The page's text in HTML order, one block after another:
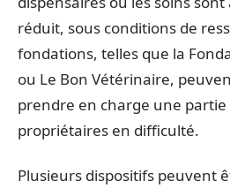
réduit, sous conditions de
fondations, telles que la
ou Le Bon Vétérinaire,
prendre en charge une partie
propriétaires en difficulté.
Plusieurs dispositifs peuvent